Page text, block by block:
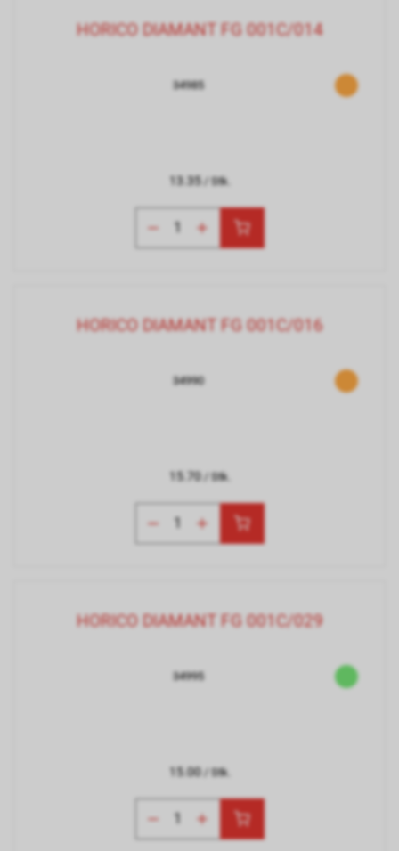
HORICO DIAMANT FG 001C/014
34985
13.35/ Stk.
HORICO DIAMANT FG 001C/016
34990
15.70/ Stk.
HORICO DIAMANT FG 001C/029
34995
15.00/ Stk.